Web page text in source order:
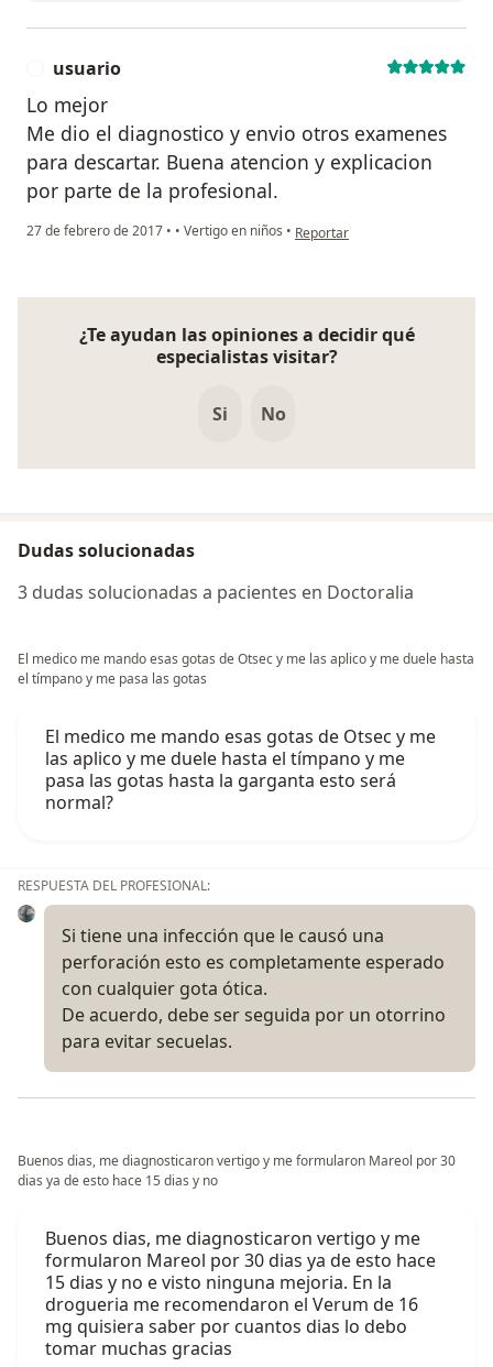
usuario
Lo mejor
Me dio el diagnostico y envio otros examenes
para descartar. Buena atencion y explicacion
por parte de la profesional.
27 de febrero de 2017 • • Vertigo en niños • en opinión del usuario usuario
Reportar
¿Te ayudan las opiniones a decidir qué
especialistas visitar?
Si No
Dudas solucionadas
3 dudas solucionadas a pacientes en Doctoralia
El medico me mando esas gotas de Otsec y me las aplico y me duele hasta
el tímpano y me pasa las gotas
El medico me mando esas gotas de Otsec y me
las aplico y me duele hasta el tímpano y me
pasa las gotas hasta la garganta esto será
normal?
RESPUESTA DEL PROFESIONAL:
Si tiene una infección que le causó una
perforación esto es completamente esperado
con cualquier gota ótica.
De acuerdo, debe ser seguida por un otorrino
para evitar secuelas.
Buenos dias, me diagnosticaron vertigo y me formularon Mareol por 30
dias ya de esto hace 15 dias y no
Buenos dias, me diagnosticaron vertigo y me
formularon Mareol por 30 dias ya de esto hace
15 dias y no e visto ninguna mejoria. En la
drogueria me recomendaron el Verum de 16
mg quisiera saber por cuantos dias lo debo
tomar muchas gracias